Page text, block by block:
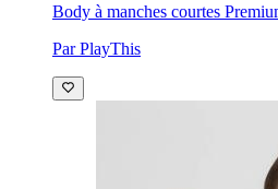
Body à manches courtes
Par PlayThis